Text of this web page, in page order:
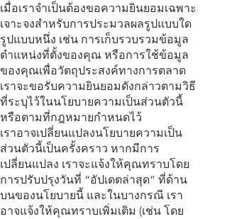
เมื่อเราจำเป็นต้องขอความยินยอมเฉพาะ
เจาะจงสำหรับการประมวลผลรูปแบบใด
รูปแบบหนึ่ง เช่น การเก็บรวบรวมข้อมูล
ตำแหน่งที่ตั้งของคุณ หรือการใช้ข้อมูล
ของคุณเพื่อวัตถุประสงค์ทางการตลาด
เราจะขอรับความยินยอมดังกล่าวตามวิธี
ที่ระบุไว้ในนโยบายความเป็นส่วนตัวนี้
หรือตามที่กฎหมายกำหนดไว้
เราอาจเปลี่ยนแปลงนโยบายความเป็น
ส่วนตัวนี้เป็นครั้งคราว หากมีการ
เปลี่ยนแปลง เราจะแจ้งให้คุณทราบโดย
การปรับปรุงวันที่ “อัปเดตล่าสุด” ที่ด้าน
บนของนโยบายนี้ และในบางกรณี เรา
อาจแจ้งให้คุณทราบเพิ่มเติม (เช่น โดย